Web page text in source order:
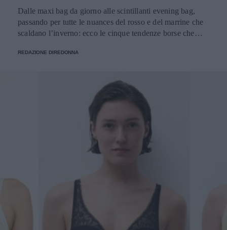
Dalle maxi bag da giorno alle scintillanti evening bag,
passando per tutte le nuances del rosso e del marrine che
scaldano l’inverno: ecco le cinque tendenze borse che
REDAZIONE DIREDONNA